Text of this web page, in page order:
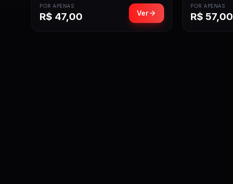
POR APENAS
R$ 47,00 Ver
POR APENAS
R$ 57,00